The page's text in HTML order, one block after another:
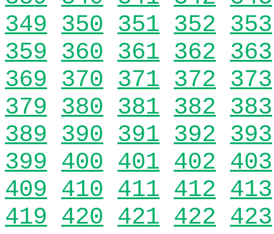
349 350 351 352 353
359 360 361 362 363
369 370 371 372 373
379 380 381 382 383
389 390 391 392 393
399 400 401 402 403
409 410 411 412 413
419 420 421 422 423